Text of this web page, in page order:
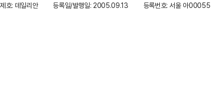
제호: 데일리안
등록일/발행일: 2005.09.13 등록번호: 서울 아00055